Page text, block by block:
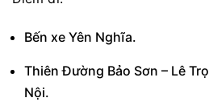
Bến xe Yên Nghĩa.
Thiên Đường Bảo Sơn – Lê
Nội.